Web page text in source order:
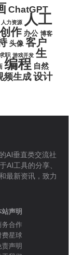
ChatGPT
人力资源 人工
作 办公 博客
头像 客户
职 游戏开发 生
编程 自然
频生成设计
AI垂直类交流社
AI工具的分享、
最新资讯，致力
站声明
务合作
费星球
责声明